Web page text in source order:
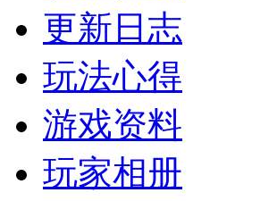
更新日志
玩法心得
游戏资料
玩家相册